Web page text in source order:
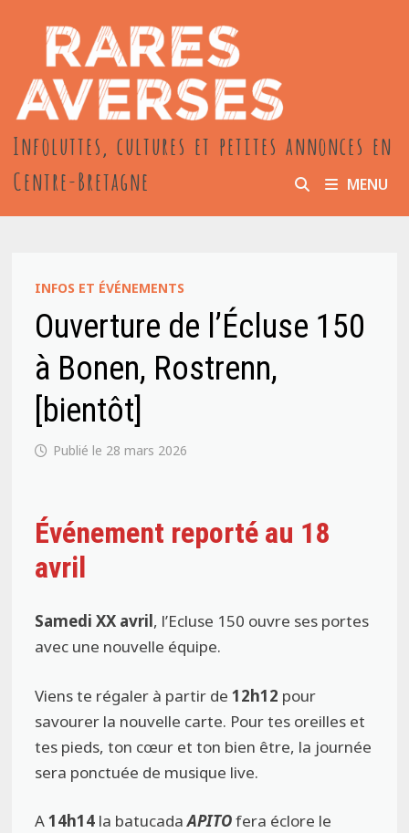
contenu
Infoluttes, cultures et petites annonces en
Centre-Bretagne
MENU
INFOS ET ÉVÉNEMENTS
Ouverture de l’Écluse 150
à Bonen, Rostrenn,
[bientôt]
28 mars 2026
Événement reporté au 18
avril
Samedi XX avril, l’Ecluse 150 ouvre ses portes
avec une nouvelle équipe.
Viens te régaler à partir de12h12 pour
savourer la nouvelle carte. Pour tes oreilles et
tes pieds, ton cœur et ton bien être, la journée
sera ponctuée de musique live.
A14h14 la batucadaAPITOfera éclore le